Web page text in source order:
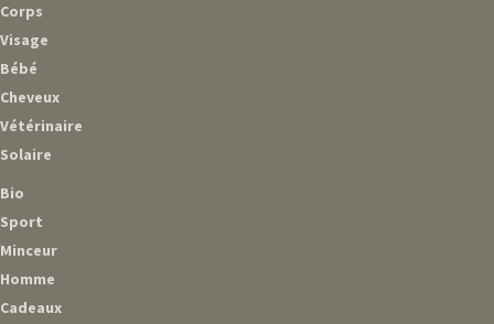
Corps
Visage
Bébé
Cheveux
Vétérinaire
Solaire
Bio
Sport
Minceur
Homme
Cadeaux